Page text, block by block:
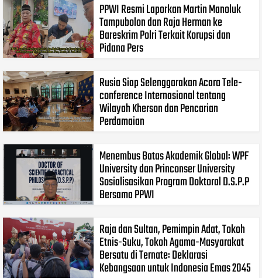
PPWI Resmi Laporkan Martin Manoluk
Tampubolon dan Raja Herman ke
Bareskrim Polri Terkait Korupsi dan
Pidana Pers
Rusia Siap Selenggarakan Acara Tele-
conference Internasional tentang
Wilayah Kherson dan Pencarian
Perdamaian
Menembus Batas Akademik Global: WPF
University dan Princonser University
Sosialisasikan Program Doktoral D.S.P.P
Bersama PPWI
Raja dan Sultan, Pemimpin Adat, Tokoh
Etnis-Suku, Tokoh Agama-Masyarakat
Bersatu di Ternate: Deklarasi
Kebangsaan untuk Indonesia Emas 2045